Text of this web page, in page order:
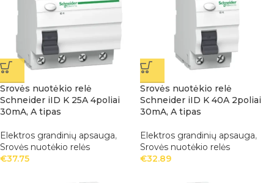
Srovės nuotėkio relė
Schneider iID K 25A 4poliai
30mA, A tipas
Elektros grandinių apsauga,
Srovės nuotėkio relės
€37.75
Srovės nuotėkio relė
Schneider iID K 40A 2poliai
30mA, A tipas
Elektros grandinių apsauga,
Srovės nuotėkio relės
€32.89